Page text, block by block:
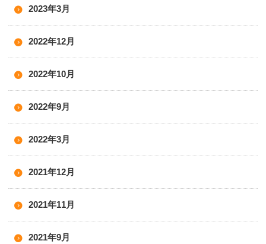
2023年3月
2022年12月
2022年10月
2022年9月
2022年3月
2021年12月
2021年11月
2021年9月